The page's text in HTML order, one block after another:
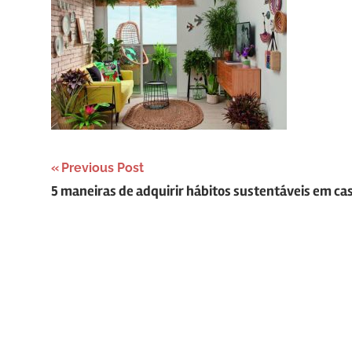
Navegação
de
Previous Post
5 maneiras de adquirir hábitos sustentáveis em